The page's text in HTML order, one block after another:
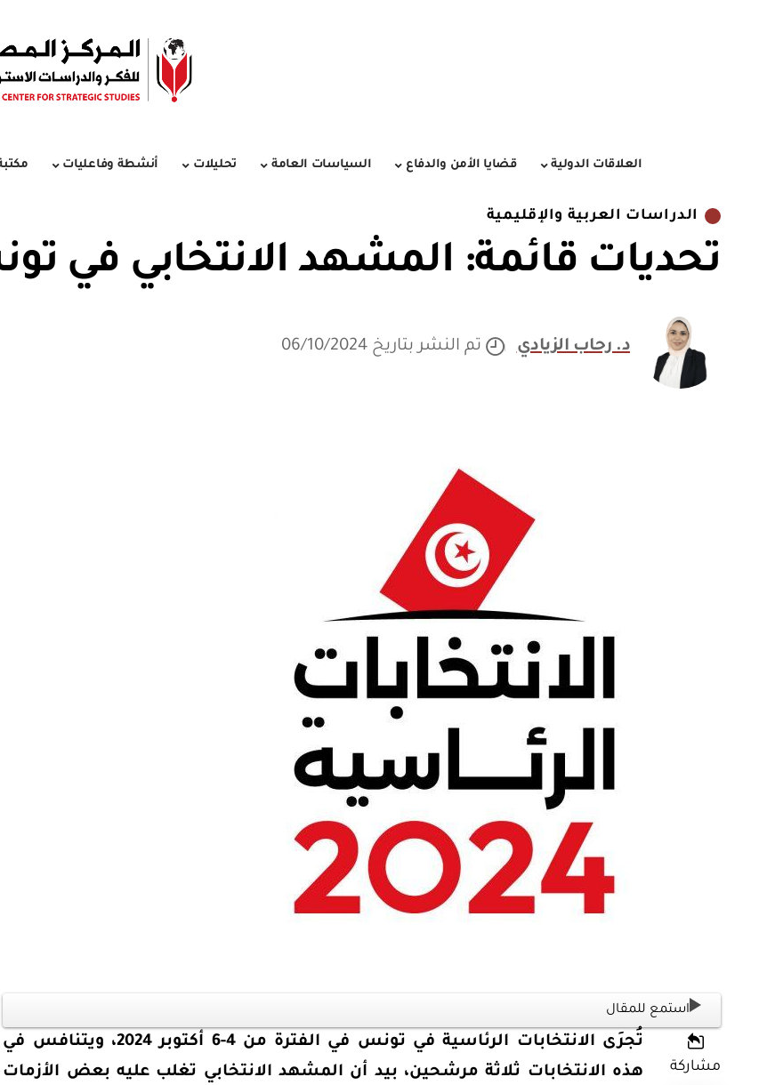
العلاقات الدولية قضايا الأمن والدفاع السياسات العامة تحليلات أنشطة وفاعليات
الدراسات العربية والإقليمية
تحديات قائمة: المشهد الانتخابي في تونس
د. رحاب الزيادي تم النشر بتاريخ 06/10/2024
استمع للمقال
مشاركة
تُجرَى
الانتخابات الرئاسية في تونس في الفترة من 4-6 أكتوبر 2024، ويتنافس في
هذه الانتخابات ثلاثة مرشحين، بيد أن المشهد الانتخابي تغلب عليه بعض الأزمات
EGP35.00 EGP35.00
العالمية